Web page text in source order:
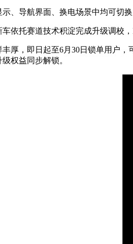
导航界面、换电场景中均可切换
托赛道技术积淀完成升级调校，
，即日起至6月30日锁单用户，
权益同步解锁。